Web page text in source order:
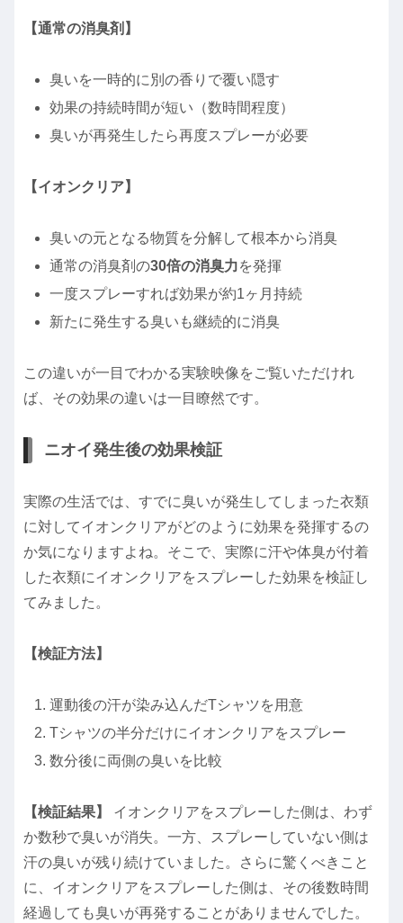
【通常の消臭剤】
臭いを一時的に別の香りで覆い隠す
効果の持続時間が短い（数時間程度）
臭いが再発生したら再度スプレーが必要
【イオンクリア】
臭いの元となる物質を分解して根本から消臭
通常の消臭剤の30倍の消臭力を発揮
一度スプレーすれば効果が約1ヶ月持続
新たに発生する臭いも継続的に消臭
この違いが一目でわかる実験映像をご覧いただけれ
ば、その効果の違いは一目瞭然です。
ニオイ発生後の効果検証
実際の生活では、すでに臭いが発生してしまった衣類
に対してイオンクリアがどのように効果を発揮するの
か気になりますよね。そこで、実際に汗や体臭が付着
した衣類にイオンクリアをスプレーした効果を検証し
てみました。
【検証方法】
運動後の汗が染み込んだTシャツを用意
Tシャツの半分だけにイオンクリアをスプレー
数分後に両側の臭いを比較
【検証結果】
イオンクリアをスプレーした側は、わず
か数秒で臭いが消失。一方、スプレーしていない側は
汗の臭いが残り続けていました。さらに驚くべきこと
に、イオンクリアをスプレーした側は、その後数時間
経過しても臭いが再発することがありませんでした。